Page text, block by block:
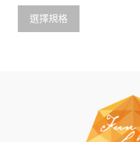
5
選擇規格